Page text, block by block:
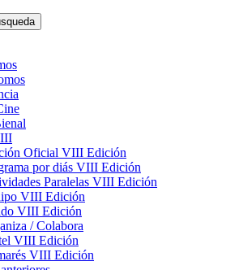
Oficial VIII Edición
por diás VIII Edición
Paralelas VIII Edición
VIII Edición
VIII Edición
/ Colabora
VIII Edición
VIII Edición